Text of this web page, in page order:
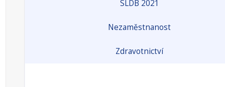
SLDB 2021
Nezaměstnanost
Zdravotnictví